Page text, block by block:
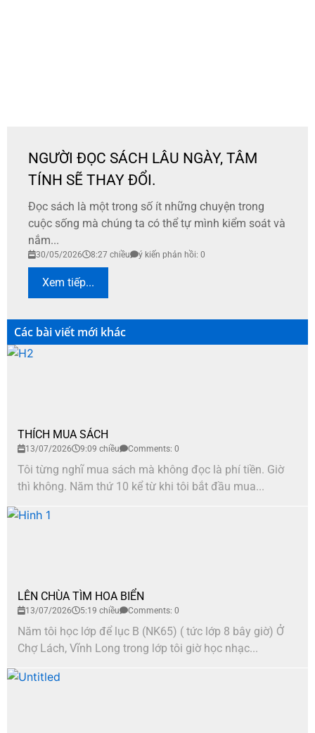
NGƯỜI ĐỌC SÁCH LÂU NGÀY, TÂM
TÍNH SẼ THAY ĐỔI.
Đọc sách là một trong số ít những chuyện trong
cuộc sống mà chúng ta có thể tự mình kiểm soát và
nắm...
30/05/2026 8:27 chiều ý kiến phản hồi: 0
Xem tiếp...
Các bài viết mới khác
THÍCH MUA SÁCH
13/07/2026 9:09 chiều Comments: 0
Tôi từng nghĩ mua sách mà không đọc là phí tiền. Giờ
thì không. Năm thứ 10 kể từ khi tôi bắt đầu mua...
LÊN CHÙA TÌM HOA BIỂN
13/07/2026 5:19 chiều Comments: 0
Năm tôi học lớp để lục B (NK65) ( tức lớp 8 bây giờ) Ở
Chợ Lách, Vĩnh Long trong lớp tôi giờ học nhạc...